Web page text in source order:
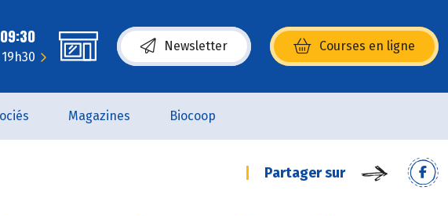
Newsletter Courses en ligne
(s’ouvre dans une nouvelle fenêtre)
Magazines Biocoop
Partager sur